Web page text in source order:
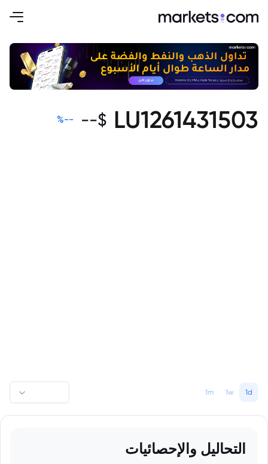
LU1261431503
$
--
--
%
1d
1w
1m
التحاليل والإحصائيات